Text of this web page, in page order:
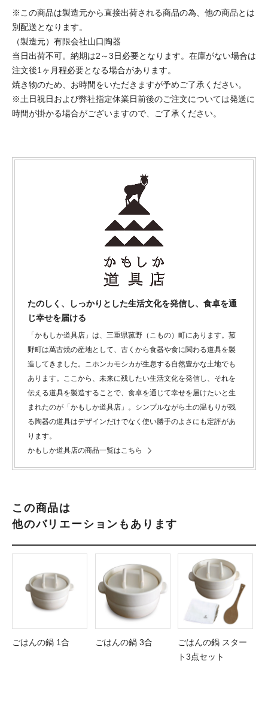
※この商品は製造元から直接出荷される商品の為、他の商品とは
別配送となります。
（製造元）有限会社山口陶器
当日出荷不可。納期は2～3日必要となります。在庫がない場合は
注文後1ヶ月程必要となる場合があります。
焼き物のため、お時間をいただきますが予めご了承ください。
※土日祝日および弊社指定休業日前後のご注文については発送に
時間が掛かる場合がございますので、ご了承ください。
たのしく、しっかりとした生活文化を発信し、食卓を通
じ幸せを届ける
「かもしか道具店」は、三重県菰野（こもの）町にあります。菰
野町は萬古焼の産地として、古くから食器や食に関わる道具を製
造してきました。ニホンカモシカが生息する自然豊かな土地でも
あります。ここから、未来に残したい生活文化を発信し、それを
伝える道具を製造することで、食卓を通じて幸せを届けたいと生
まれたのが「かもしか道具店」。シンプルながら土の温もりが残
る陶器の道具はデザインだけでなく使い勝手のよさにも定評があ
ります。
かもしか道具店の商品一覧はこちら
この商品は
他のバリエーションもあります
ごはんの鍋 1合 ごはんの鍋 3合
ごはんの鍋 スター
ト3点セット